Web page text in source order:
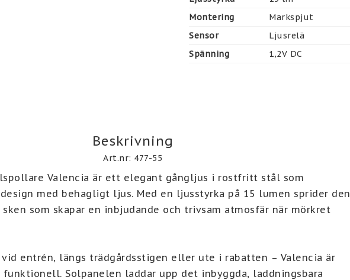
Montering
Markspjut
Sensor
Ljusrelä
Spänning
1,2V DC
Beskrivning
Art.nr: 477-55
Valencia är ett elegant gångljus i rostfritt stål som
med behagligt ljus. Med en ljusstyrka på 15 lumen sprider den
som skapar en inbjudande och trivsam atmosfär när mörkret
entrén, längs trädgårdsstigen eller ute i rabatten – Valencia är
funktionell. Solpanelen laddar upp det inbyggda, laddningsbara